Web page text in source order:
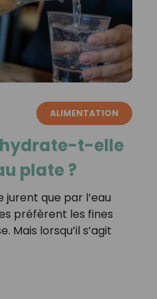
ALIMENTATION
hydrate-t-elle
plate ?
que par l’eau
préfèrent les fines
Mais lorsqu’il s’agit